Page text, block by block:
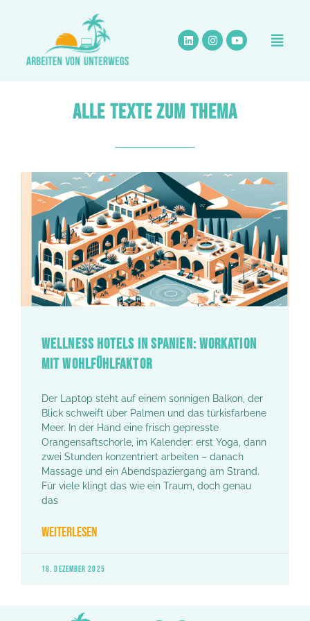
springen
ALLE TEXTE ZUM THEMA
WELLNESS HOTELS IN SPANIEN: WORKATION
MIT WOHLFÜHLFAKTOR
Der Laptop steht auf einem sonnigen Balkon, der
Blick schweift über Palmen und das türkisfarbene
Meer. In der Hand eine frisch gepresste
Orangensaftschorle, im Kalender: erst Yoga, dann
zwei Stunden konzentriert arbeiten – danach
Massage und ein Abendspaziergang am Strand.
Für viele klingt das wie ein Traum, doch genau
das
WEITERLESEN
18. DEZEMBER 2025